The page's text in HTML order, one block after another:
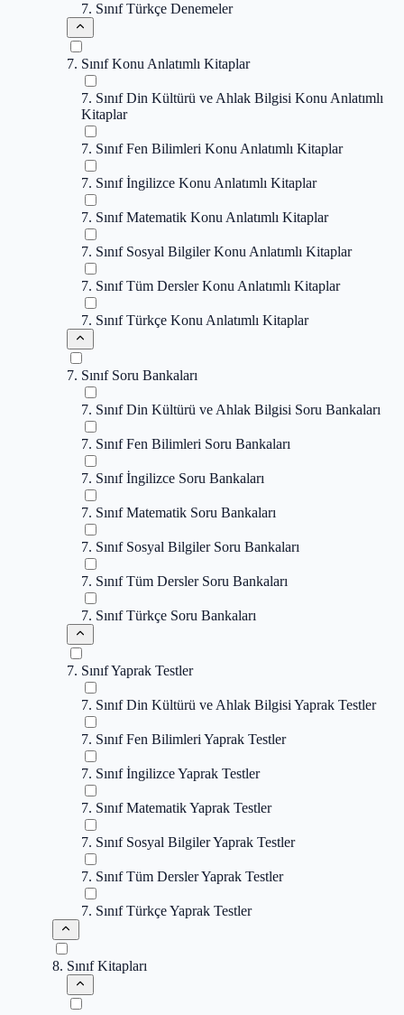
7. Sınıf Türkçe Denemeler
7. Sınıf Konu Anlatımlı Kitaplar
7. Sınıf Din Kültürü ve Ahlak Bilgisi Konu Anlatımlı
Kitaplar
7. Sınıf Fen Bilimleri Konu Anlatımlı Kitaplar
7. Sınıf İngilizce Konu Anlatımlı Kitaplar
7. Sınıf Matematik Konu Anlatımlı Kitaplar
7. Sınıf Sosyal Bilgiler Konu Anlatımlı Kitaplar
7. Sınıf Tüm Dersler Konu Anlatımlı Kitaplar
7. Sınıf Türkçe Konu Anlatımlı Kitaplar
7. Sınıf Soru Bankaları
7. Sınıf Din Kültürü ve Ahlak Bilgisi Soru Bankaları
7. Sınıf Fen Bilimleri Soru Bankaları
7. Sınıf İngilizce Soru Bankaları
7. Sınıf Matematik Soru Bankaları
7. Sınıf Sosyal Bilgiler Soru Bankaları
7. Sınıf Tüm Dersler Soru Bankaları
7. Sınıf Türkçe Soru Bankaları
7. Sınıf Yaprak Testler
7. Sınıf Din Kültürü ve Ahlak Bilgisi Yaprak Testler
7. Sınıf Fen Bilimleri Yaprak Testler
7. Sınıf İngilizce Yaprak Testler
7. Sınıf Matematik Yaprak Testler
7. Sınıf Sosyal Bilgiler Yaprak Testler
7. Sınıf Tüm Dersler Yaprak Testler
7. Sınıf Türkçe Yaprak Testler
8. Sınıf Kitapları